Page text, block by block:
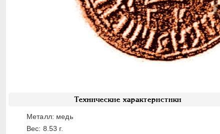
Технические характеристики
Металл: медь
Вес: 8.53 г.